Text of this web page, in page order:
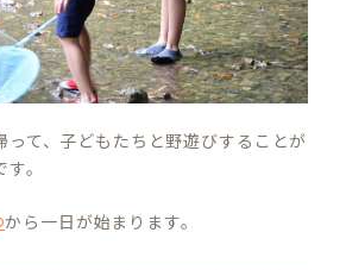
って、子どもたちと野遊びすることが
。
から一日が始まります。